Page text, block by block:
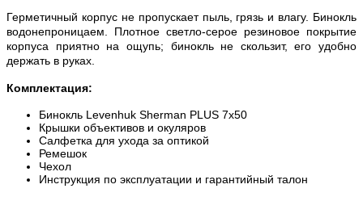
Герметичный корпус не пропускает пыль, грязь и влагу. Бинокль
водонепроницаем. Плотное светло-серое резиновое покрытие
корпуса приятно на ощупь; бинокль не скользит, его удобно
держать в руках.
Комплектация:
Бинокль Levenhuk Sherman PLUS 7x50
Крышки объективов и окуляров
Салфетка для ухода за оптикой
Ремешок
Чехол
Инструкция по эксплуатации и гарантийный талон